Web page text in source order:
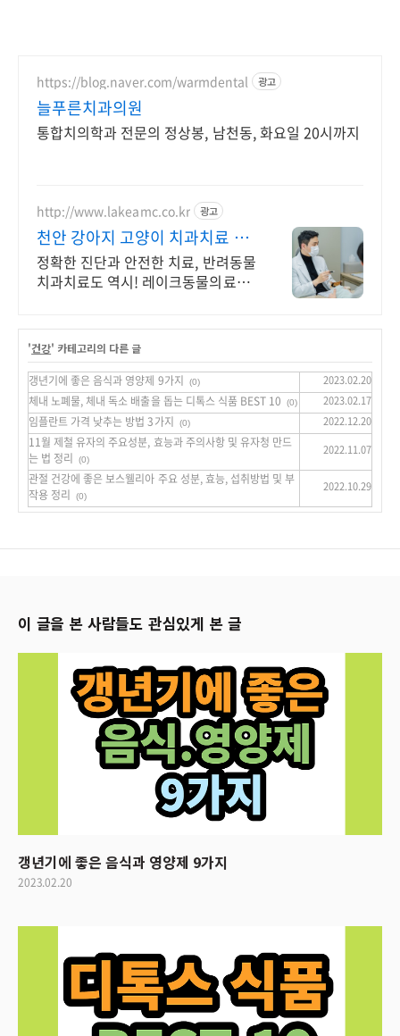
https://blog.naver.com/warmdental 광고
늘푸른치과의원
통합치의학과 전문의 정상봉, 남천동, 화요일 20시까지
http://www.lakeamc.co.kr 광고
천안 강아지 고양이 치과치료 안
전한 마취 및 발치수술
정확한 진단과 안전한 치료, 반려동물
치과치료도 역시! 레이크동물의료센
'건강' 카테고리의 다른 글
갱년기에 좋은 음식과 영양제 9가지 (0) 2023.02.20
체내 노폐물, 체내 독소 배출을 돕는 디톡스 식품 BEST 10 (0) 2023.02.17
임플란트 가격 낮추는 방법 3가지 (0) 2022.12.20
11월 제철 유자의 주요성분, 효능과 주의사항 및 유자청 만드
는 법 정리
(0)
2022.11.07
관절 건강에 좋은 보스웰리아 주요 성분, 효능, 섭취방법 및 부
작용 정리
(0)
2022.10.29
이 글을 본 사람들도 관심있게 본 글
갱년기에 좋은 음식과 영양제 9가지
2023.02.20